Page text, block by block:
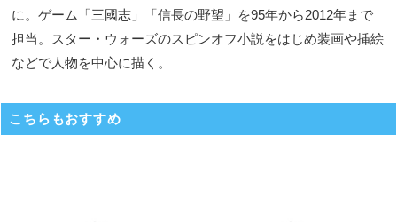
に。ゲーム「三國志」「信長の野望」を95年から2012年まで
担当。スター・ウォーズのスピンオフ小説をはじめ装画や挿絵
などで人物を中心に描く。
こちらもおすすめ